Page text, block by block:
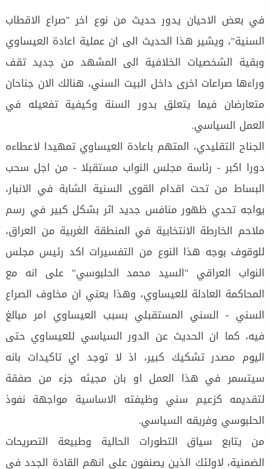
في بعض الاحيان يدور حديث من نوع اخر "صراع الاقطاب
السنية"، ويشير هذا الحديث الى ان عملية اعادة العيساوي
وبقية الشخصيات الخلافية الى المشهد من جديد تقف
وراءها صراعات اخرى داخل البيت السني، هنالك الان جناحان
متعارضان فيما يتعلق بدور السنة وكيفية تفعيله في
العمل السياسي.
الجناح التقليدي، المتهم باعادة العيساوي تمهيدا لاعطاءه
دورا اكبر - رئاسة مجلس النواب مستقبلا - من اجل سحب
البساط من تحت اقدام القوى السنية الشابة في الانبار،
يواجه تحدي ظهور منافس جديد اثر بشكل كبير في رسم
ملاحم الخارطة الانتخابية في المنطقة الغربية من العراق،
للوقوف بوجه هذا النوع من التفسيرات اكد رئيس مجلس
النواب العراقي "السيد محمد الحلبوسي" على انه مع
المحاكمة العادلة للعيساوي، وهذا يعني ان مخاوف الصراع
السني - السني المستقبلي بسبب العيساوي امر مبالغ
فيه، كما ان الحديث عن الدور السياسي للعيساوي حتى
اليوم مصدر تشكيك كبير، اذ لا توجد اي تاكيدات بانه
سيتسمر في هذا العمل او بان مجيئه جزء من صفقة
لتقديمه كزعيم سني وظيفته الاساسية مواجهة نفوذ
الحلبوسي وفريقه السياسي.
من يتابع سياق التطورات الحالية وطبيعة التصريحات
الضمنية، لاولئك الذين يصنفون على انهم القادة الجدد في